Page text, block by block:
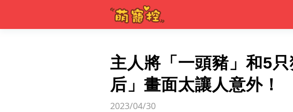
主人將「一頭豬」和5
后」畫面太讓人意外！
2023/04/30